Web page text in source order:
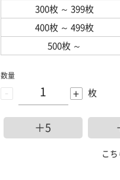
300枚 ～ 399枚
400枚 ～ 499枚
500枚 ～
-
数量
+ 枚
＋5
こ